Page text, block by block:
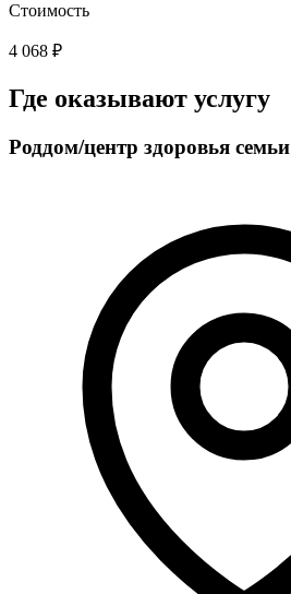
Стоимость
4 068 ₽
Где оказывают услугу
Роддом/центр здоровья семьи